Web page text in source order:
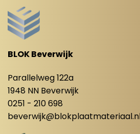
BLOK Beverwijk
Parallelweg 122a
1948 NN Beverwijk
0251 - 210 698